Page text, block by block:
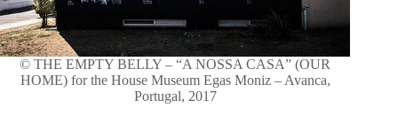
© THE EMPTY BELLY – “A NOSSA CASA” (OUR
HOME) for the House Museum Egas Moniz – Avanca,
Portugal, 2017